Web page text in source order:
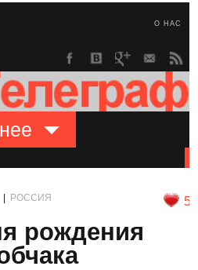
О НАС
РОССИЯ 5
рождения